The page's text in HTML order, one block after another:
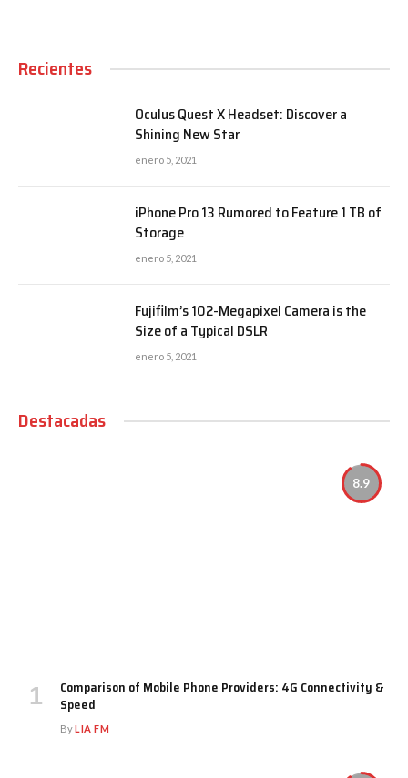
Recientes
Oculus Quest X Headset: Discover a
Shining New Star
enero 5, 2021
iPhone Pro 13 Rumored to Feature 1 TB of
Storage
enero 5, 2021
Fujifilm’s 102-Megapixel Camera is the
Size of a Typical DSLR
enero 5, 2021
Destacadas
8.9
Comparison of Mobile Phone Providers: 4G Connectivity &
Speed
ByLIA FM